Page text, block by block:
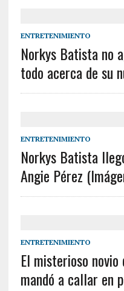
ENTRETENIMIENTO
Norkys Batista no
todo acerca de su
ENTRETENIMIENTO
Norkys Batista
Angie Pérez
ENTRETENIMIENTO
El misterioso
mandó a callar en